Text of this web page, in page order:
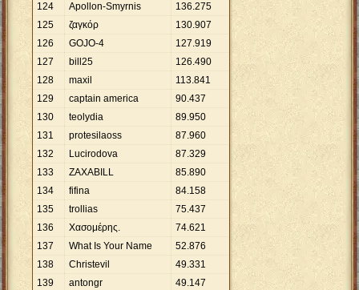
124
Apollon-Smyrnis 136.275
125
ζαγκόρ 130.907
126
GOJO-4 127.919
127
bill25 126.490
128
maxil 113.841
129
captain america 90.437
130
teolydia 89.950
131
protesilaoss 87.960
132
Lucirodova 87.329
133
ZAXABILL 85.890
134
fifina 84.158
135
trollias 75.437
136
Χασομέρης. 74.621
137
What Is Your Name 52.876
138
Christevil 49.331
139
antongr 49.147